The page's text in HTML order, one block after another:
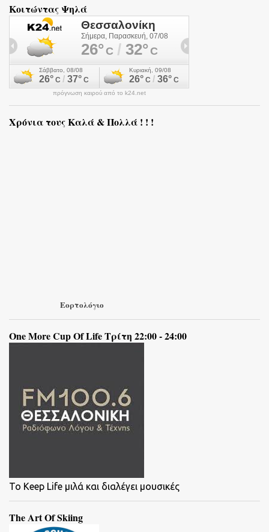
Κοιτώντας Ψηλά
πρόγνωση καιρού από το k24.net
Χρόνια τους Καλά & Πολλά ! ! !
Εορτολόγιο
One More Cup Of Life Τρίτη 22:00 - 24:00
To Keep Life μιλά και διαλέγει μουσικές
The Art Of Skiing